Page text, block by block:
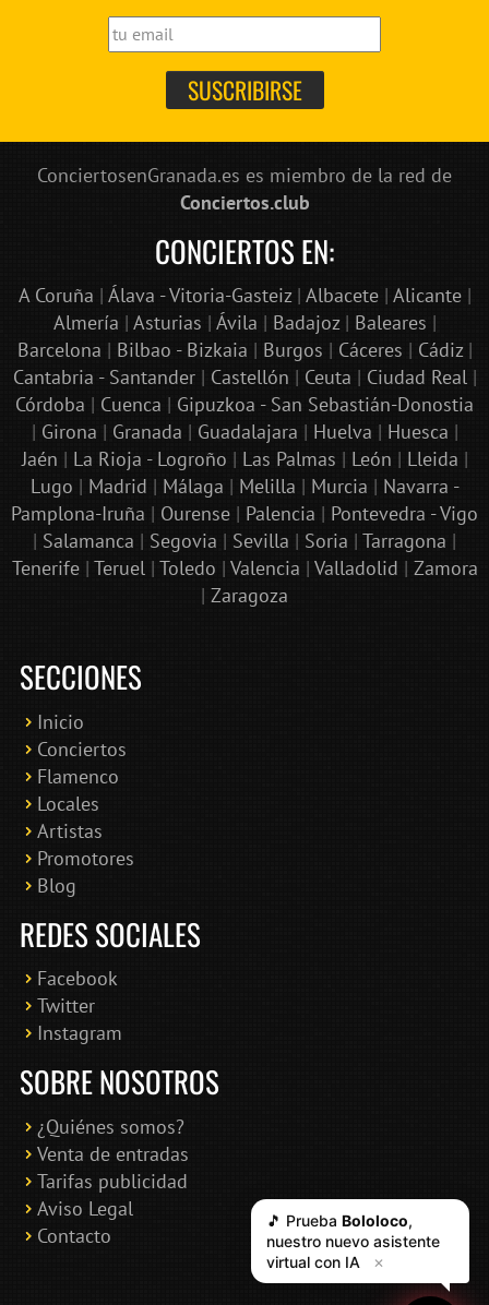
ConciertosenGranada.es es miembro de la red de
Conciertos.club
CONCIERTOS EN:
A Coruña | Álava - Vitoria-Gasteiz| Albacete| Alicante|
Almería | Asturias | Ávila | Badajoz| Baleares |
Barcelona | Bilbao - Bizkaia | Burgos | Cáceres | Cádiz|
Cantabria - Santander| Castellón | Ceuta | Ciudad Real|
Córdoba | Cuenca | Gipuzkoa - San Sebastián-Donostia
| Girona | Granada | Guadalajara | Huelva | Huesca |
Jaén | La Rioja - Logroño | Las Palmas | León | Lleida |
Lugo | Madrid | Málaga | Melilla | Murcia | Navarra -
Pamplona-Iruña | Ourense | Palencia | Pontevedra - Vigo
| Salamanca | Segovia | Sevilla | Soria | Tarragona |
Tenerife| Teruel| Toledo | Valencia | Valladolid | Zamora
| Zaragoza
SECCIONES
Inicio
Conciertos
Flamenco
Locales
Artistas
Promotores
Blog
REDES SOCIALES
Facebook
Twitter
Instagram
SOBRE NOSOTROS
¿Quiénes somos?
Venta de entradas
Tarifas publicidad
Aviso Legal
Contacto
🎵 Prueba Bololoco,
nuestro nuevo asistente
virtual con IA
✕